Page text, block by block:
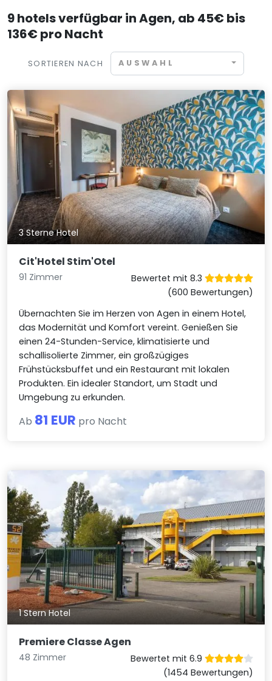
9 hotels verfügbar in Agen, ab 45€ bis
136€ pro Nacht
SORTIEREN NACH AUSWAHL
3 Sterne Hotel
Cit'Hotel Stim'Otel
91 Zimmer
Bewertet mit 8.3
(600 Bewertungen)
Übernachten Sie im Herzen von Agen in einem Hotel,
das Modernität und Komfort vereint. Genießen Sie
einen 24-Stunden-Service, klimatisierte und
schallisolierte Zimmer, ein großzügiges
Frühstücksbuffet und ein Restaurant mit lokalen
Produkten. Ein idealer Standort, um Stadt und
Umgebung zu erkunden.
Ab 81 EUR pro Nacht
1 Stern Hotel
Premiere Classe Agen
48 Zimmer
Bewertet mit 6.9
(1454 Bewertungen)